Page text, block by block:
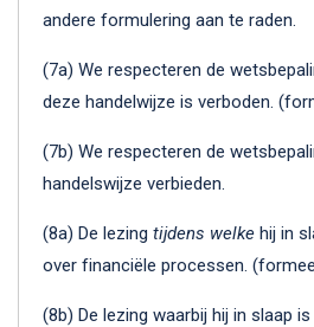
andere formulering aan te raden.
(7a) We respecteren de
deze handelwijze is verboden.
(7b) We respecteren de
handelswijze verbieden.
(8a) De lezing tijdens welke hij in
over financiële processen.
(8b) De lezing waarbij hij in slaap